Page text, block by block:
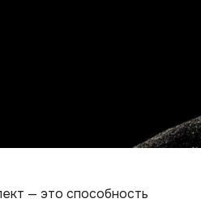
— это способность